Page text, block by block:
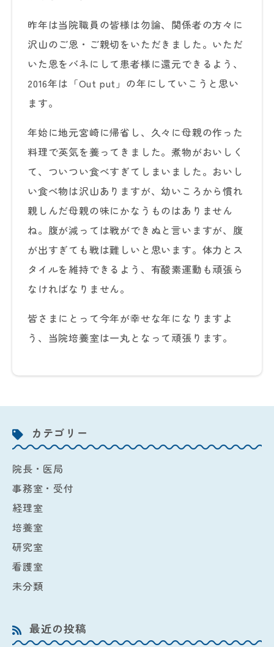
昨年は当院職員の皆様は勿論、関係者の方々に
沢山のご恩・ご親切をいただきました。いただ
いた恩をバネにして患者様に還元できるよう、
2016年は「Out put」の年にしていこうと思い
ます。
年始に地元宮崎に帰省し、久々に母親の作った
料理で英気を養ってきました。煮物がおいしく
て、ついつい食べすぎてしまいました。おいし
い食べ物は沢山ありますが、幼いころから慣れ
親しんだ母親の味にかなうものはありません
ね。腹が減っては戦ができぬと言いますが、腹
が出すぎても戦は難しいと思います。体力とス
タイルを維持できるよう、有酸素運動も頑張ら
なければなりません。
皆さまにとって今年が幸せな年になりますよ
う、当院培養室は一丸となって頑張ります。
カテゴリー
院長・医局
事務室・受付
経理室
培養室
研究室
看護室
未分類
最近の投稿